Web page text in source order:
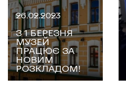
26.02.2023
З 1 БЕРЕЗНЯ
МУЗЕЙ
ПРАЦЮЄ ЗА
НОВИМ
РОЗКЛАДОМ!